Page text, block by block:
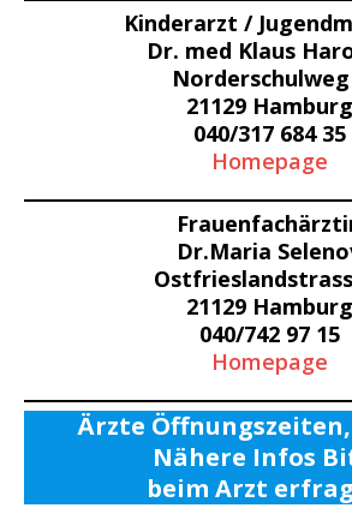
Kinderarzt /
Dr. med Klaus
21129 Hamburg
040/317 684 35
Homepage
Dr.Maria
21129 Hamburg
040/742 97 15
Homepage
Ärzte
Nähere Infos
beim Arzt